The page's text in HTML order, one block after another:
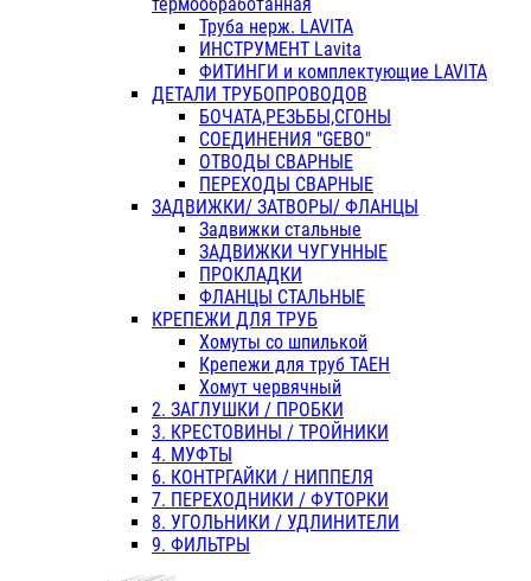
Труба нерж. LAVITA
ИНСТРУМЕНТ Lavita
ФИТИНГИ и комплектующие LAVITA
ДЕТАЛИ ТРУБОПРОВОДОВ
БОЧАТА,РЕЗЬБЫ,СГОНЫ
СОЕДИНЕНИЯ "GEBO"
ОТВОДЫ СВАРНЫЕ
ПЕРЕХОДЫ СВАРНЫЕ
ЗАДВИЖКИ/ ЗАТВОРЫ/ ФЛАНЦЫ
Задвижки стальные
ЗАДВИЖКИ ЧУГУННЫЕ
ПРОКЛАДКИ
ФЛАНЦЫ СТАЛЬНЫЕ
КРЕПЕЖИ ДЛЯ ТРУБ
Хомуты со шпилькой
Крепежи для труб ТАЕН
Хомут червячный
2. ЗАГЛУШКИ / ПРОБКИ
3. КРЕСТОВИНЫ / ТРОЙНИКИ
4. МУФТЫ
6. КОНТРГАЙКИ / НИППЕЛЯ
7. ПЕРЕХОДНИКИ / ФУТОРКИ
8. УГОЛЬНИКИ / УДЛИНИТЕЛИ
9. ФИЛЬТРЫ